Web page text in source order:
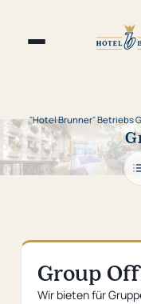
"Hotel Brunner" Betriebs
Group
Wir bieten für